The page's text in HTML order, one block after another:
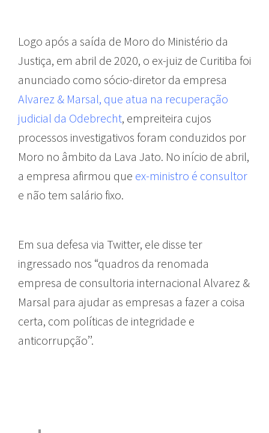
Logo após a saída de Moro do Ministério da
Justiça, em abril de 2020, o ex-juiz de Curitiba foi
anunciado como sócio-diretor da empresa
Alvarez & Marsal, que atua na recuperação
judicial da Odebrecht, empreiteira cujos
processos investigativos foram conduzidos por
Moro no âmbito da Lava Jato. No início de abril,
a empresa afirmou que ex-ministro é consultor
e não tem salário fixo.
Em sua defesa via Twitter, ele disse ter
ingressado nos “quadros da renomada
empresa de consultoria internacional Alvarez &
Marsal para ajudar as empresas a fazer a coisa
certa, com políticas de integridade e
anticorrupção’’.